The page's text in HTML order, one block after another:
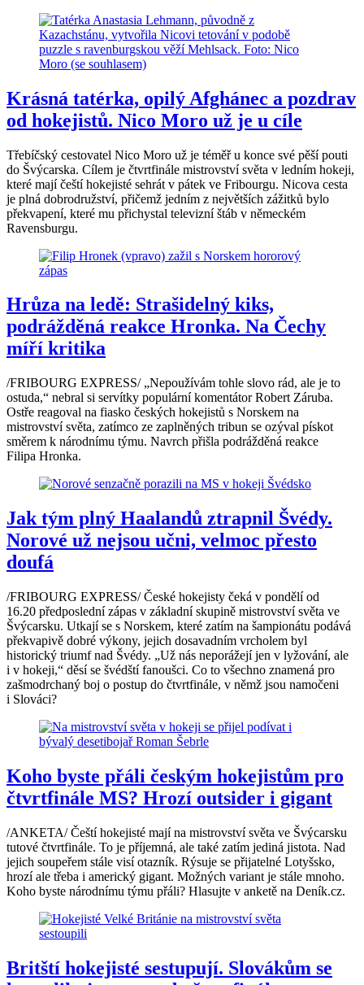
Krásná tatérka, opilý Afghánec a pozdrav
od hokejistů. Nico Moro už je u cíle
Třebíčský cestovatel Nico Moro už je téměř u konce své pěší pouti
do Švýcarska. Cílem je čtvrtfinále mistrovství světa v ledním hokeji,
které mají čeští hokejisté sehrát v pátek ve Fribourgu. Nicova cesta
je plná dobrodružství, přičemž jedním z největších zážitků bylo
překvapení, které mu přichystal televizní štáb v německém
Ravensburgu.
Hrůza na ledě: Strašidelný kiks,
podrážděná reakce Hronka. Na Čechy
míří kritika
/FRIBOURG EXPRESS/ „Nepoužívám tohle slovo rád, ale je to
ostuda,“ nebral si servítky populární komentátor Robert Záruba.
Ostře reagoval na fiasko českých hokejistů s Norskem na
mistrovství světa, zatímco ze zaplněných tribun se ozýval pískot
směrem k národnímu týmu. Navrch přišla podrážděná reakce
Filipa Hronka.
Jak tým plný Haalandů ztrapnil Švédy.
Norové už nejsou učni, velmoc přesto
doufá
/FRIBOURG EXPRESS/ České hokejisty čeká v pondělí od
16.20 předposlední zápas v základní skupině mistrovství světa ve
Švýcarsku. Utkají se s Norskem, které zatím na šampionátu podává
překvapivě dobré výkony, jejich dosavadním vrcholem byl
historický triumf nad Švédy. „Už nás neporážejí jen v lyžování, ale
i v hokeji,“ děsí se švédští fanoušci. Co to všechno znamená pro
zašmodrchaný boj o postup do čtvrtfinále, v němž jsou namočeni
i Slováci?
Koho byste přáli českým hokejistům pro
čtvrtfinále MS? Hrozí outsider i gigant
/ANKETA/ Čeští hokejisté mají na mistrovství světa ve Švýcarsku
tutové čtvrtfinále. To je příjemná, ale také zatím jediná jistota. Nad
jejich soupeřem stále visí otazník. Rýsuje se přijatelné Lotyšsko,
hrozí ale třeba i americký gigant. Možných variant je stále mnoho.
Koho byste národnímu týmu přáli? Hlasujte v anketě na Deník.cz.
Britští hokejisté sestupují. Slovákům se